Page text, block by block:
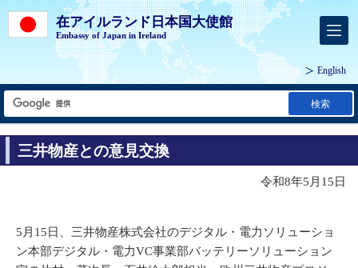
在アイルランド日本国大使館
Embassy of Japan in Ireland
English
検索
三井物産との意見交換
令和8年5月15日
5月15日、三井物産株式会社のデジタル・電力ソリューショ
ン本部デジタル・電力VC事業部バッテリーソリューション